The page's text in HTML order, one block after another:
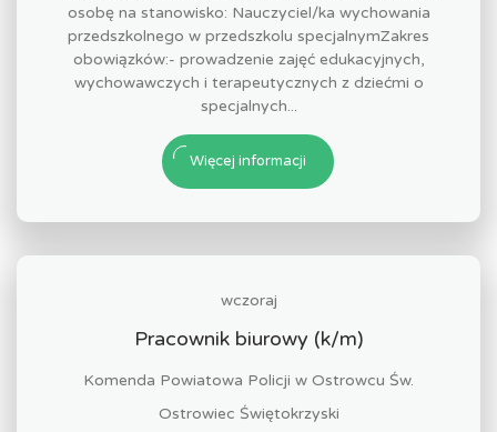
osobę na stanowisko: Nauczyciel/ka wychowania
przedszkolnego w przedszkolu specjalnymZakres
obowiązków:- prowadzenie zajęć edukacyjnych,
wychowawczych i terapeutycznych z dziećmi o
specjalnych...
Więcej informacji
wczoraj
Pracownik biurowy (k/m)
Komenda Powiatowa Policji w Ostrowcu Św.
Ostrowiec Świętokrzyski